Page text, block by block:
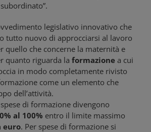
legislativo innovativo che
tutto nuovo di approcciarsi al lavoro
quello che concerne la maternità e
quanto riguarda la formazione a cui
in modo completamente rivisto
come un elemento che
dell’attività.
di formazione divengono
al 100% entro il limite massimo
euro. Per spese di formazione si